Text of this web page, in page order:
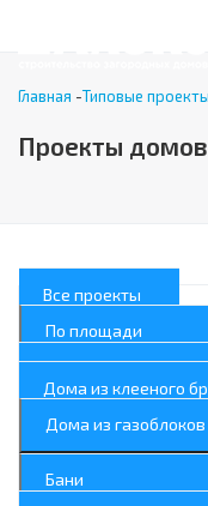
Главная -Типовые проекты
Проекты
Все проекты
По площади
Дома из
Дома из клееного
Дома из газоблоков
Бани